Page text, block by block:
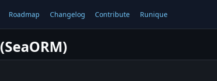
Roadmap Changelog Contribute Runique